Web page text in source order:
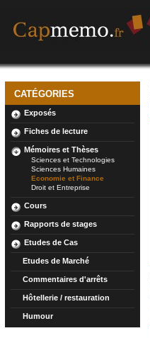
CATÉGORIES
Exposés
Fiches de lecture
Mémoires et Thèses
Sciences et Technologies
Sciences Humaines
Economie et Finance
Droit et Entreprise
Cours
Rapports de stages
Etudes de Cas
Etudes de Marché
Commentaires d'arrêts
Hôtellerie / restauration
Humour